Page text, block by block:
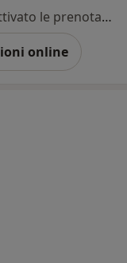
Questo dottore non ha ancora attivato le prenotazioni online presso questo indirizzo.
online